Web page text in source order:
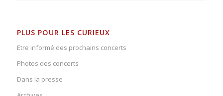
PLUS POUR LES CURIEUX
Etre informé des prochains concerts
Photos des concerts
Dans la presse